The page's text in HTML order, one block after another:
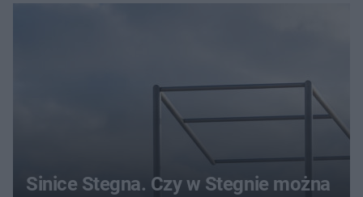
Sinice Stegna. Czy w Stegnie można